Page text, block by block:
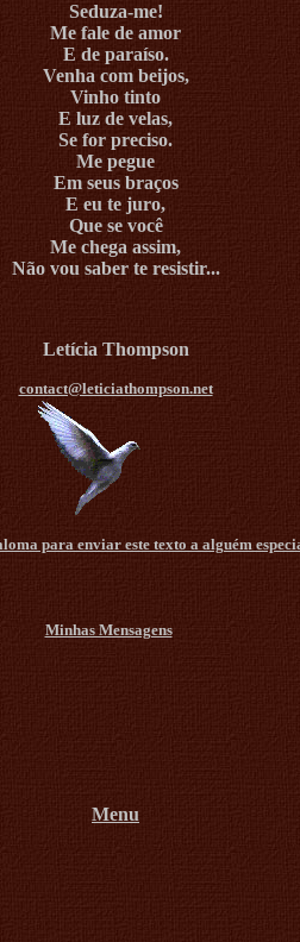
Seduza-me!
Me fale de amor
E de paraíso.
Venha com beijos,
Vinho tinto
E luz de velas,
Se for preciso.
Me pegue
Em seus braços
E eu te juro,
Que se você
Me chega assim,
Não vou saber te resistir...
Letícia Thompson
contact@leticiathompson.net
para enviar este texto a alguém
Minhas Mensagens
Menu